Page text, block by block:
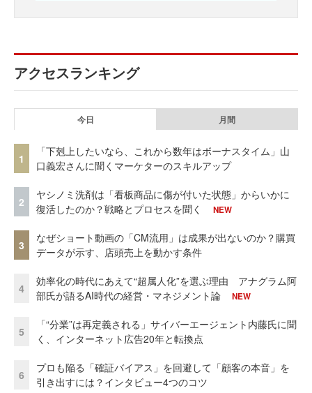
アクセスランキング
今日 月間
1
「下剋上したいなら、これから数年はボーナスタイム」山
口義宏さんに聞くマーケターのスキルアップ
2
ヤシノミ洗剤は「看板商品に傷が付いた状態」からいかに
復活したのか？戦略とプロセスを聞く
NEW
3
なぜショート動画の「CM流用」は成果が出ないのか？購買
データが示す、店頭売上を動かす条件
4
効率化の時代にあえて“超属人化”を選ぶ理由 アナグラム阿
部氏が語るAI時代の経営・マネジメント論
NEW
5
「“分業”は再定義される」サイバーエージェント内藤氏に聞
く、インターネット広告20年と転換点
6
プロも陥る「確証バイアス」を回避して「顧客の本音」を
引き出すには？インタビュー4つのコツ